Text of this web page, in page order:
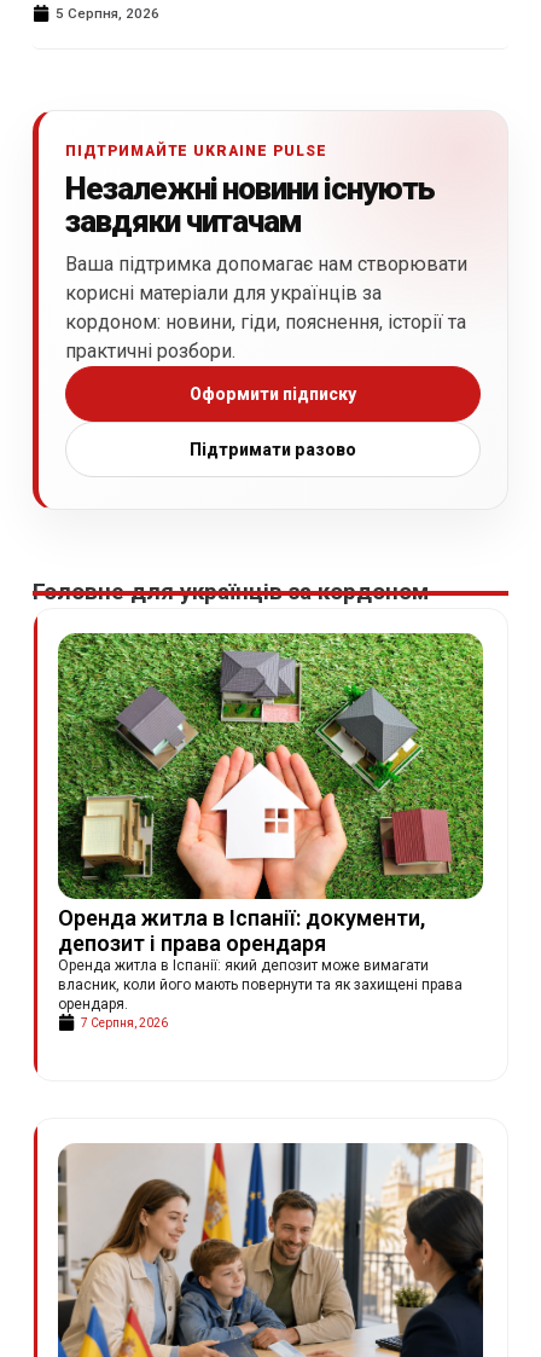
5 Серпня, 2026
ПІДТРИМАЙТЕ UKRAINE PULSE
Незалежні новини існують
завдяки читачам
Ваша підтримка допомагає нам створювати
корисні матеріали для українців за
кордоном: новини, гіди, пояснення, історії та
практичні розбори.
Оформити підписку
Підтримати разово
Головне для українців за кордоном
Оренда житла в Іспанії: документи,
депозит і права орендаря
Оренда житла в Іспанії: який депозит може вимагати
власник, коли його мають повернути та як захищені права
орендаря.
7 Серпня, 2026